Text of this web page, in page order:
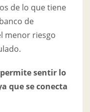
de lo que tiene
de
menor riesgo
sentir lo
que se conecta